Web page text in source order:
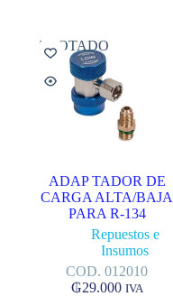
AGOTADO
ADAP TADOR DE
CARGA ALTA/BAJA
PARA R-134
Repuestos e
Insumos
COD. 012010
₲29.000 IVA